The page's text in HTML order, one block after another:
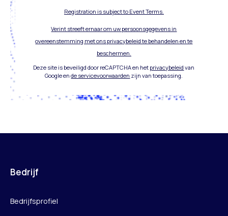
Registration is subject to Event Terms.
Verint streeft ernaar om uw persoonsgegevens in
overeenstemming met ons privacybeleid te behandelen en te
beschermen.
Deze site is beveiligd door reCAPTCHA en het privacybeleid van
Google ende servicevoorwaarden zijn van toepassing.
Bedrijf
Bedrijfsprofiel